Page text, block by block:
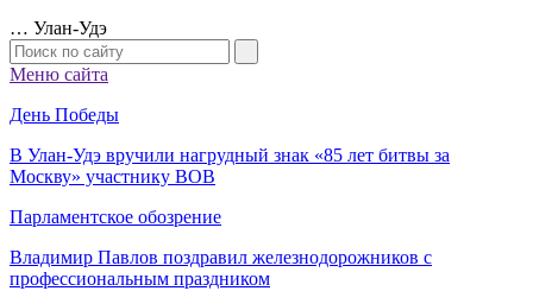
… Улан-Удэ
Меню сайта
День Победы
В Улан-Удэ вручили нагрудный знак «85 лет битвы за
Москву» участнику ВОВ
Парламентское обозрение
Владимир Павлов поздравил железнодорожников с
профессиональным праздником